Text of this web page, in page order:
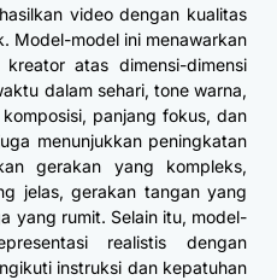
video dengan kualitas
Model-model ini menawarkan
atas dimensi-dimensi
dalam sehari, tone warna,
panjang fokus, dan
menunjukkan peningkatan
gerakan yang kompleks,
jelas, gerakan tangan yang
yang rumit. Selain itu, model-
realistis dengan
instruksi dan kepatuhan